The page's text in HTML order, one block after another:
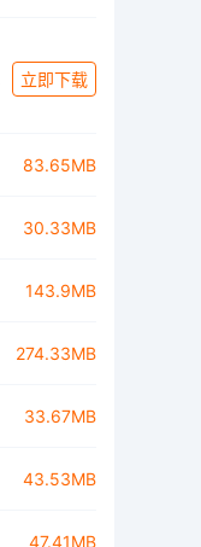
立即下载
83.65MB
30.33MB
143.9MB
274.33MB
33.67MB
43.53MB
47.41MB